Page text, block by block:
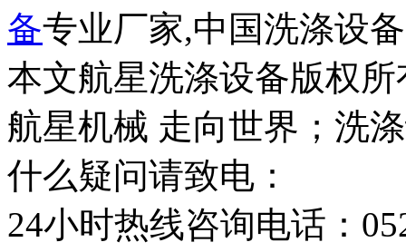
备专业厂家,中国洗涤设
本文航星洗涤设备版权
航星机械 走向世界；洗
什么疑问请致电：
24小时热线咨询电话：